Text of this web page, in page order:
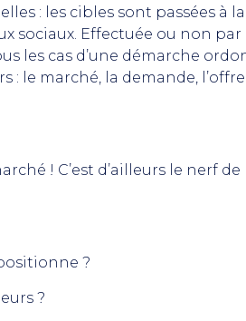
: les cibles sont passées à
sociaux. Effectuée ou non
les cas d’une démarche
le marché, la demande,
! C’est d’ailleurs le nerf
?
?